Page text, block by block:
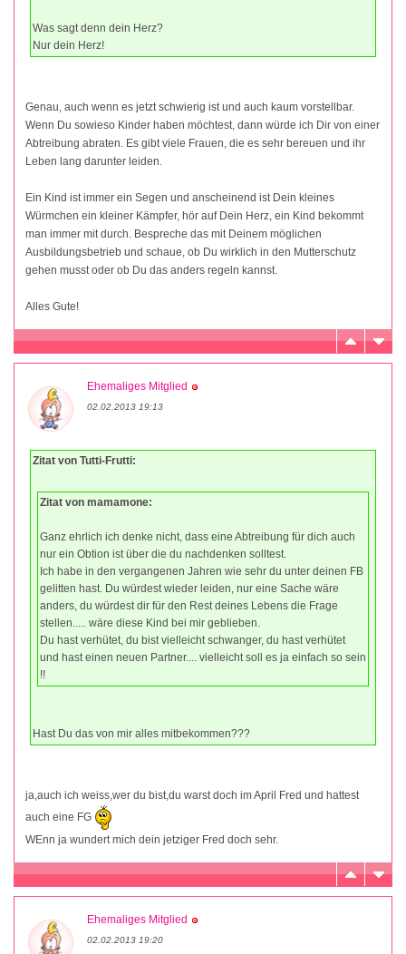
Was sagt denn dein Herz?
Nur dein Herz!
Genau, auch wenn es jetzt schwierig ist und auch kaum vorstellbar.
Wenn Du sowieso Kinder haben möchtest, dann würde ich Dir von einer
Abtreibung abraten. Es gibt viele Frauen, die es sehr bereuen und ihr
Leben lang darunter leiden.
Ein Kind ist immer ein Segen und anscheinend ist Dein kleines
Würmchen ein kleiner Kämpfer, hör auf Dein Herz, ein Kind bekommt
man immer mit durch. Bespreche das mit Deinem möglichen
Ausbildungsbetrieb und schaue, ob Du wirklich in den Mutterschutz
gehen musst oder ob Du das anders regeln kannst.
Alles Gute!
Ehemaliges Mitglied
02.02.2013 19:13
Zitat von Tutti-Frutti:
Zitat von mamamone:
Ganz ehrlich ich denke nicht, dass eine Abtreibung für dich auch
nur ein Obtion ist über die du nachdenken solltest.
Ich habe in den vergangenen Jahren wie sehr du unter deinen FB
gelitten hast. Du würdest wieder leiden, nur eine Sache wäre
anders, du würdest dir für den Rest deines Lebens die Frage
stellen..... wäre diese Kind bei mir geblieben.
Du hast verhütet, du bist vielleicht schwanger, du hast verhütet
und hast einen neuen Partner.... vielleicht soll es ja einfach so sein
!!
Hast Du das von mir alles mitbekommen???
ja,auch ich weiss,wer du bist,du warst doch im April Fred und hattest
auch eine FG
WEnn ja wundert mich dein jetziger Fred doch sehr.
Ehemaliges Mitglied
02.02.2013 19:20